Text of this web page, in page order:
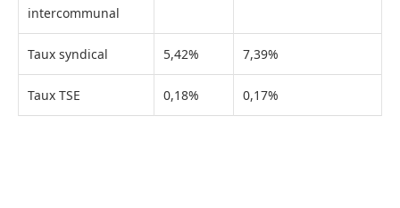
intercommunal
Taux syndical 5,42% 7,39%
Taux TSE 0,18% 0,17%